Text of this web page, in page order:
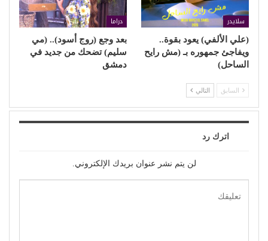
سلايدر
(علي الألفي) يعود بقوة..
ويفاجئ جمهوره بـ (مش رايح
الساحل)
دراما
بعد وجع (روج أسود).. (مي
سليم) تضحك من جديد في
دمشق
السابق التالي
اترك رد
لن يتم نشر عنوان بريدك الإلكتروني.